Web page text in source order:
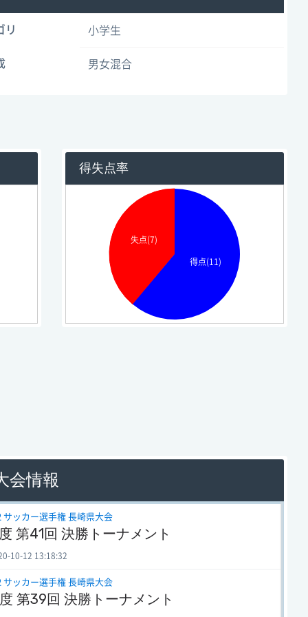
リ 小学生
男女混合
得失点率
得点(11)
失点(7)
会情報
サッカー選手権 長崎県大会
第41回 決勝トーナメント
10-12 13:18:32
サッカー選手権 長崎県大会
第39回 決勝トーナメント